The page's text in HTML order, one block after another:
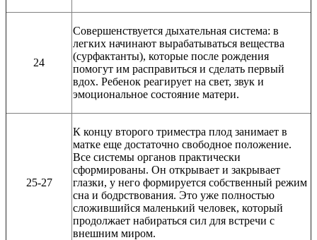
24
Совершенствуется дыхательная система: в
легких начинают вырабатываться вещества
(сурфактанты), которые после рождения
помогут им расправиться и сделать первый
вдох. Ребенок реагирует на свет, звук и
эмоциональное состояние матери.
25-27
К концу второго триместра плод занимает в
матке еще достаточно свободное положение.
Все системы органов практически
сформированы. Он открывает и закрывает
глазки, у него формируется собственный режим
сна и бодрствования. Это уже полностью
сложившийся маленький человек, который
продолжает набираться сил для встречи с
внешним миром.